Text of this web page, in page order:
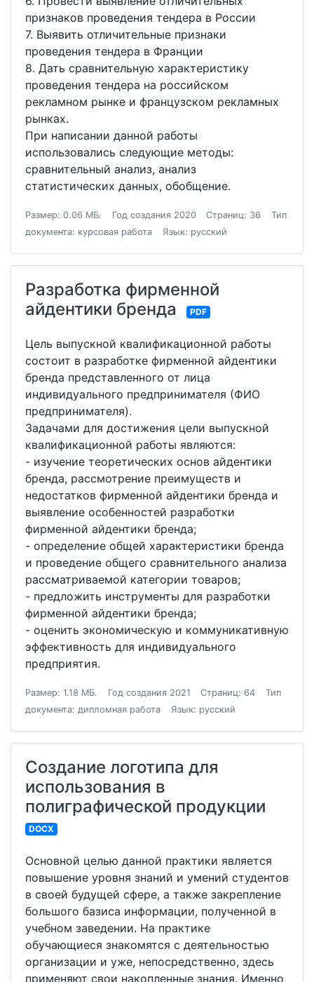
признаков проведения тендера в России
7. Выявить отличительные признаки
проведения тендера в Франции
8. Дать сравнительную характеристику
проведения тендера на российском
рекламном рынке и французском рекламных
рынках.
При написании данной работы
использовались следующие методы:
сравнительный анализ, анализ
статистических данных, обобщение.
Размер: 0.06 МБ. Год создания 2020 Страниц: 36
Тип
документа: курсовая работа
Язык: русский
Разработка фирменной
айдентики бренда
PDF
Цель выпускной квалификационной работы
состоит в разработке фирменной айдентики
бренда представленного от лица
индивидуального предпринимателя (ФИО
предпринимателя).
Задачами для достижения цели выпускной
квалификационной работы являются:
- изучение теоретических основ айдентики
бренда, рассмотрение преимуществ и
недостатков фирменной айдентики бренда и
выявление особенностей разработки
фирменной айдентики бренда;
- определение общей характеристики бренда
и проведение общего сравнительного анализа
рассматриваемой категории товаров;
- предложить инструменты для разработки
фирменной айдентики бренда;
- оценить экономическую и коммуникативную
эффективность для индивидуального
предприятия.
Размер: 1.18 МБ. Год создания 2021 Страниц: 64
Тип
документа: дипломная работа
Язык: русский
Создание логотипа для
использования в
полиграфической продукции
DOCX
Основной целью данной практики является
повышение уровня знаний и умений студентов
в своей будущей сфере, а также закрепление
большого базиса информации, полученной в
учебном заведении. На практике
обучающиеся знакомятся с деятельностью
организации и уже, непосредственно, здесь
применяют свои накопленные знания. Именно